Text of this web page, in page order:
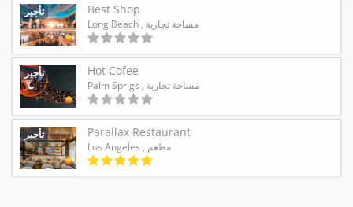
تأجير Best Shop
مساحة تجارية , Long Beach
تأجير Hot Cofee
مساحة تجارية , Palm Sprigs
تأجير Parallax Restaurant
مطعم , Los Angeles